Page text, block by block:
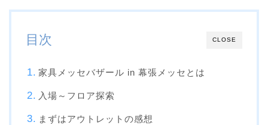
CLOSE
目次
家具メッセバザール in 幕張メッセとは
入場～フロア探索
まずはアウトレットの感想